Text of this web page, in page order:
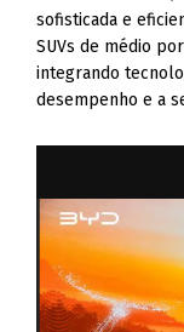
sofisticada e
SUVs de médio
integrando
desempenho e a